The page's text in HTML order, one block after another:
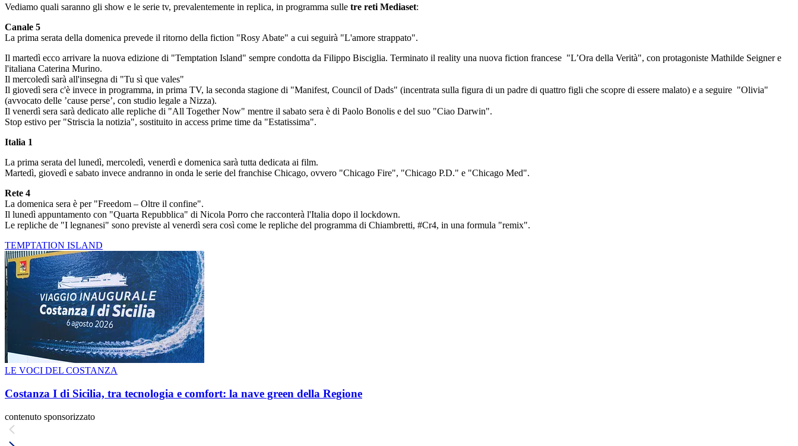
Vediamo quali saranno gli show e le serie tv, prevalentemente in replica, in programma sulle tre reti Mediaset:
Canale 5
La prima serata della domenica prevede il ritorno della fiction "Rosy Abate" a cui seguirà "L'amore strappato".
Il martedì ecco arrivare la nuova edizione di "Temptation Island" sempre condotta da Filippo Bisciglia. Terminato il reality una nuova fiction francese "L’Ora della Verità", con protagoniste Mathilde Seigner e
l'italiana Caterina Murino.
Il mercoledì sarà all'insegna di "Tu sì que vales"
Il giovedì sera c'è invece in programma, in prima TV, la seconda stagione di "Manifest, Council of Dads" (incentrata sulla figura di un padre di quattro figli che scopre di essere malato) e a seguire "Olivia"
(avvocato delle ’cause perse’, con studio legale a Nizza).
Il venerdì sera sarà dedicato alle repliche di "All Together Now" mentre il sabato sera è di Paolo Bonolis e del suo "Ciao Darwin".
Stop estivo per "Striscia la notizia", sostituito in access prime time da "Estatissima".
Italia 1
La prima serata del lunedì, mercoledì, venerdì e domenica sarà tutta dedicata ai film.
Martedì, giovedì e sabato invece andranno in onda le serie del franchise Chicago, ovvero "Chicago Fire", "Chicago P.D." e "Chicago Med".
Rete 4
La domenica sera è per "Freedom – Oltre il confine".
Il lunedì appuntamento con "Quarta Repubblica" di Nicola Porro che racconterà l'Italia dopo il lockdown.
Le repliche de "I legnanesi" sono previste al venerdì sera così come le repliche del programma di Chiambretti, #Cr4, in una formula "remix".
TEMPTATION ISLAND
LE VOCI DEL COSTANZA
Costanza I di Sicilia, tra tecnologia e comfort: la nave green della Regione
contenuto sponsorizzato